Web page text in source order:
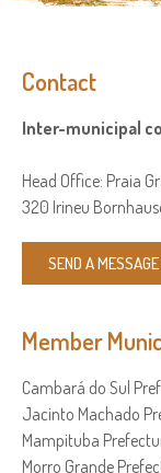
Contact
Inter-municipal
Head Office: Praia
320 Irineu
SEND A MESSAGE
Member
Cambará do Sul
Jacinto Machado
Mampituba
Morro Grande